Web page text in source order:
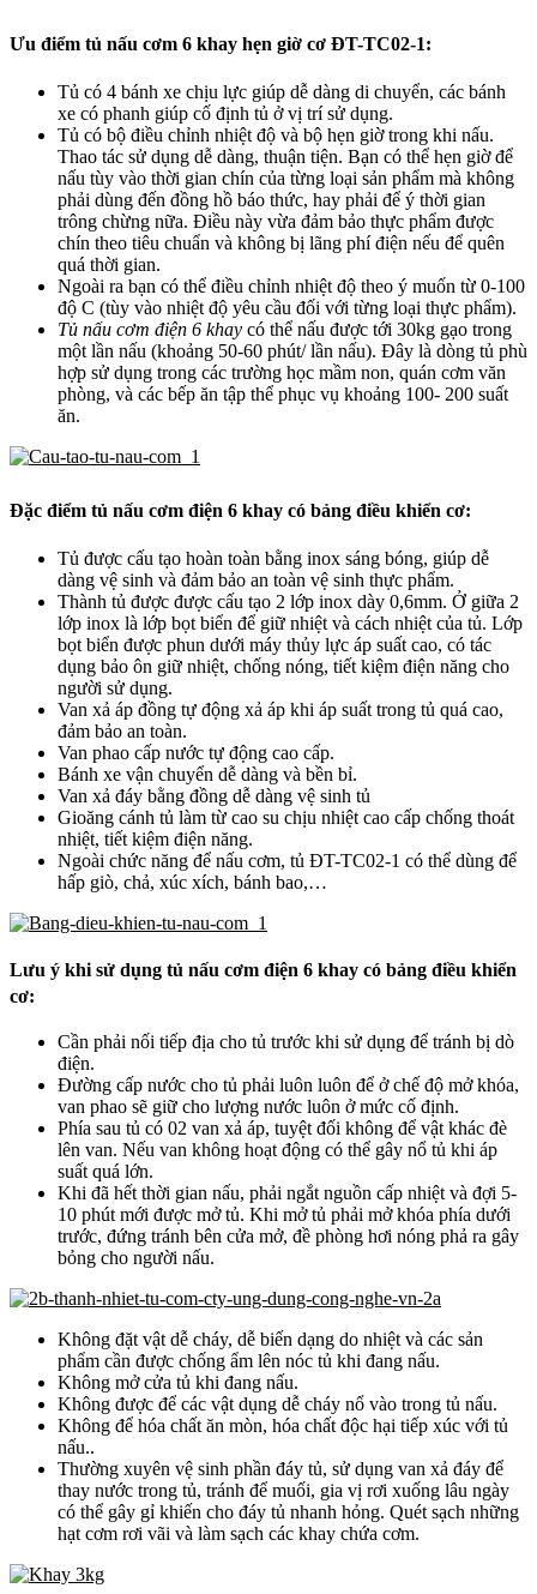
Ưu điểm tủ nấu cơm 6 khay hẹn giờ cơ ĐT-TC02-1:
Tủ có 4 bánh xe chịu lực giúp dễ dàng di chuyển, các bánh
xe có phanh giúp cố định tủ ở vị trí sử dụng.
Tủ có bộ điều chỉnh nhiệt độ và bộ hẹn giờ trong khi nấu.
Thao tác sử dụng dễ dàng, thuận tiện. Bạn có thể hẹn giờ để
nấu tùy vào thời gian chín của từng loại sản phẩm mà không
phải dùng đến đồng hồ báo thức, hay phải để ý thời gian
trông chừng nữa. Điều này vừa đảm bảo thực phẩm được
chín theo tiêu chuẩn và không bị lãng phí điện nếu để quên
quá thời gian.
Ngoài ra bạn có thể điều chỉnh nhiệt độ theo ý muốn từ 0-100
độ C (tùy vào nhiệt độ yêu cầu đối với từng loại thực phẩm).
Tủ nấu cơm điện 6 khay có thể nấu được tới 30kg gạo trong
một lần nấu (khoảng 50-60 phút/ lần nấu). Đây là dòng tủ phù
hợp sử dụng trong các trường học mầm non, quán cơm văn
phòng, và các bếp ăn tập thể phục vụ khoảng 100- 200 suất
ăn.
Đặc điểm tủ nấu cơm điện 6 khay có bảng điều khiển cơ:
Tủ được cấu tạo hoàn toàn bằng inox sáng bóng, giúp dễ
dàng vệ sinh và đảm bảo an toàn vệ sinh thực phẩm.
Thành tủ được được cấu tạo 2 lớp inox dày 0,6mm. Ở giữa 2
lớp inox là lớp bọt biển để giữ nhiệt và cách nhiệt của tủ. Lớp
bọt biển được phun dưới máy thủy lực áp suất cao, có tác
dụng bảo ôn giữ nhiệt, chống nóng, tiết kiệm điện năng cho
người sử dụng.
Van xả áp đồng tự động xả áp khi áp suất trong tủ quá cao,
đảm bảo an toàn.
Van phao cấp nước tự động cao cấp.
Bánh xe vận chuyển dễ dàng và bền bỉ.
Van xả đáy bằng đồng dễ dàng vệ sinh tủ
Gioăng cánh tủ làm từ cao su chịu nhiệt cao cấp chống thoát
nhiệt, tiết kiệm điện năng.
Ngoài chức năng để nấu cơm, tủ ĐT-TC02-1 có thể dùng để
hấp giò, chả, xúc xích, bánh bao,…
Lưu ý khi sử dụng tủ nấu cơm điện 6 khay có bảng điều khiển
cơ:
Cần phải nối tiếp địa cho tủ trước khi sử dụng để tránh bị dò
điện.
Đường cấp nước cho tủ phải luôn luôn để ở chế độ mở khóa,
van phao sẽ giữ cho lượng nước luôn ở mức cố định.
Phía sau tủ có 02 van xả áp, tuyệt đối không để vật khác đè
lên van. Nếu van không hoạt động có thể gây nổ tủ khi áp
suất quá lớn.
Khi đã hết thời gian nấu, phải ngắt nguồn cấp nhiệt và đợi 5-
10 phút mới được mở tủ. Khi mở tủ phải mở khóa phía dưới
trước, đứng tránh bên cửa mở, đề phòng hơi nóng phả ra gây
bỏng cho người nấu.
Không đặt vật dễ cháy, dễ biến dạng do nhiệt và các sản
phẩm cần được chống ẩm lên nóc tủ khi đang nấu.
Không mở cửa tủ khi đang nấu.
Không được để các vật dụng dễ cháy nổ vào trong tủ nấu.
Không để hóa chất ăn mòn, hóa chất độc hại tiếp xúc với tủ
nấu..
Thường xuyên vệ sinh phần đáy tủ, sử dụng van xả đáy để
thay nước trong tủ, tránh để muối, gia vị rơi xuống lâu ngày
có thể gây gỉ khiến cho đáy tủ nhanh hỏng. Quét sạch những
hạt cơm rơi vãi và làm sạch các khay chứa cơm.